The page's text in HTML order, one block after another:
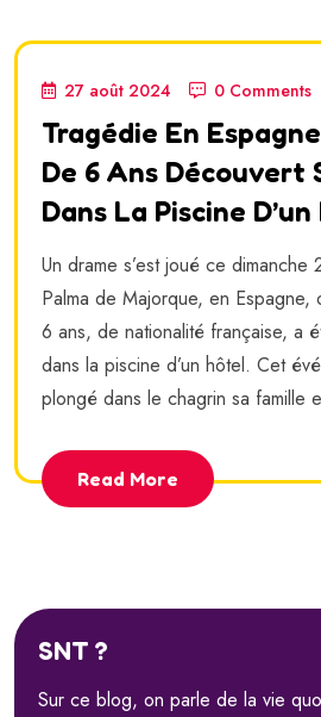
27 août 2024 0 Comments
Tragédie En
De 6 Ans Découvert
Dans La Piscine
Un drame s’est joué ce
Palma de Majorque, en
6 ans, de nationalité française, a
dans la piscine d’un hôtel. Cet
plongé dans le chagrin sa famille
Read More
SNT ?
Sur ce blog, on parle de la vie